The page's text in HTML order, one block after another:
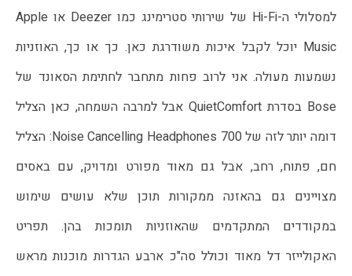
למסלולי ה-Hi-Fi של שירותי סטרימינג כמו Deezer או Apple
Music יוכל לקבל איכות משודרגת כאן. כך או כך, האוזניות
נשמעות מעולה. אני לרוב פחות מתחבר לחתימת הסאונד של
Bose בסדרת QuietComfort אבל למרבה השמחה, כאן הצליל
דומה יותר לזה של Noise Cancelling Headphones 700: הצליל
חם, פתוח, רחב, אבל גם מאוד מפורט ומדויק, עם באסים
מצויינים גם בהאזנה ממקורות תוכן שלא עושים שימוש
במקודדים המתקדמים שהאוזניות תומכות בהן. תפריט
האקולייזר דל מאוד וכולל סה"כ ארבע הגדרות מוכנות מראש